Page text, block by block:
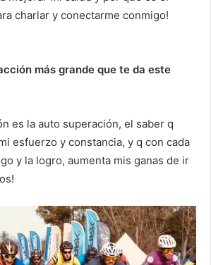
charlar y conectarme conmigo!
más grande que te da este
es la auto superación, el saber q
esfuerzo y constancia, y q con cada
y la logro, aumenta mis ganas de ir